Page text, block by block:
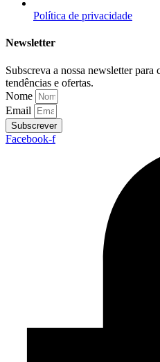
Política de privacidade
Newsletter
Subscreva a nossa newsletter para
tendências e ofertas.
Nome
Email
Subscrever
Facebook-f